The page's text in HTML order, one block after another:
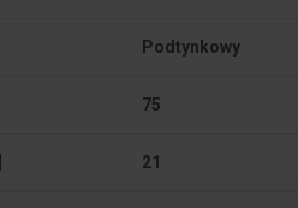
Podtynkowy
75
21